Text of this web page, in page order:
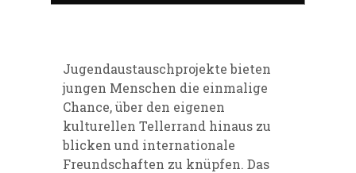
Jugendaustauschprojekte bieten
jungen Menschen die einmalige
Chance, über den eigenen
kulturellen Tellerrand hinaus zu
blicken und internationale
Freundschaften zu knüpfen. Das